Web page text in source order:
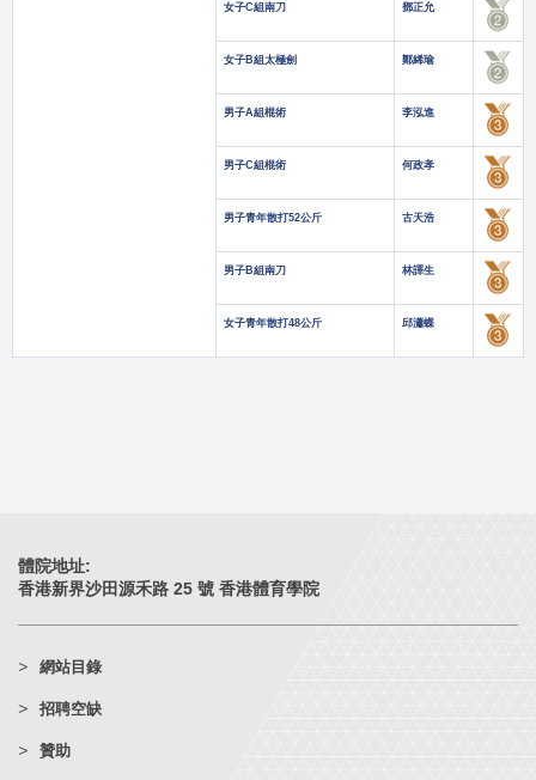
女子C組南刀 鄧正允
女子B組太極劍 鄭絺瑜
男子A組棍術 李泓進
男子C組棍術 何政孝
男子青年散打52公斤 古天浩
男子B組南刀 林譯生
女子青年散打48公斤 邱瀟蝶
體院地址:
香港新界沙田源禾路 25 號 香港體育學院
網站目錄
招聘空缺
贊助